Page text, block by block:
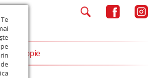
Filantropie